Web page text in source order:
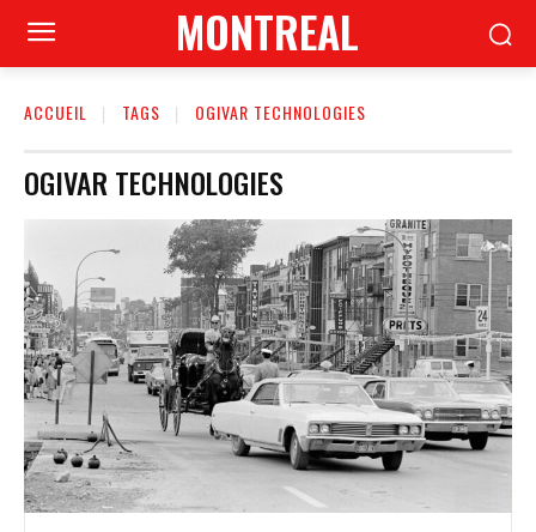
MONTREAL
ACCUEIL TAGS OGIVAR TECHNOLOGIES
OGIVAR TECHNOLOGIES